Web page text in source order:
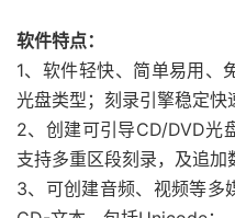
软件特点：
1、软件轻快、简单易用、
光盘类型；刻录引擎稳定快
2、创建可引导CD/DVD光
支持多重区段刻录，及追加
3、可创建音频、视频等多